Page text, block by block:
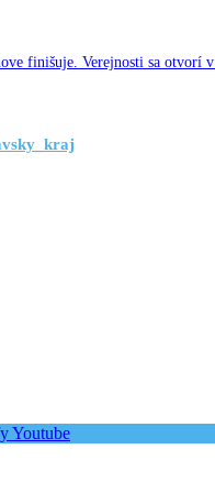
finišuje. Verejnosti sa otvorí
Youtube